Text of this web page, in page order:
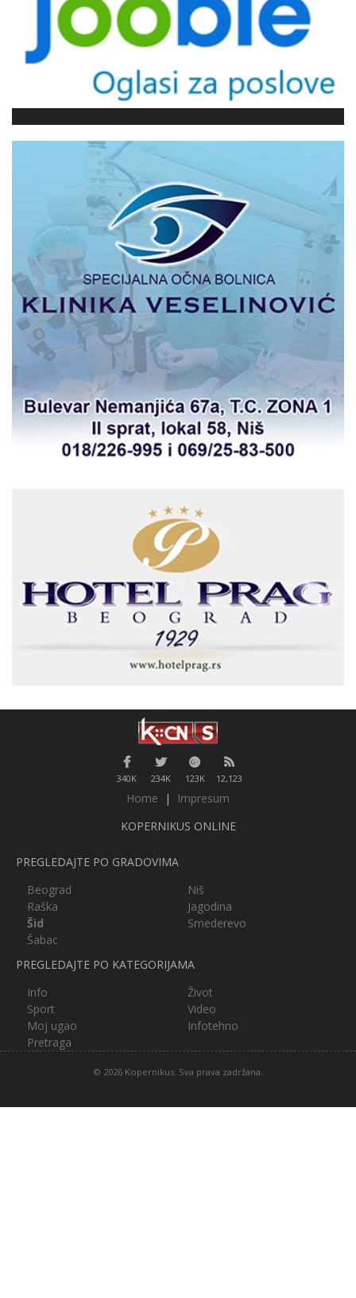
340K 234K 123K 12,123
Home |
Impresum
KOPERNIKUS ONLINE
PREGLEDAJTE PO GRADOVIMA
Beograd
Niš
Raška
Jagodina
Šid
Smederevo
Šabac
PREGLEDAJTE PO KATEGORIJAMA
Info
Život
Sport
Video
Moj ugao
Infotehno
Pretraga
© 2026 Kopernikus. Sva prava zadržana.